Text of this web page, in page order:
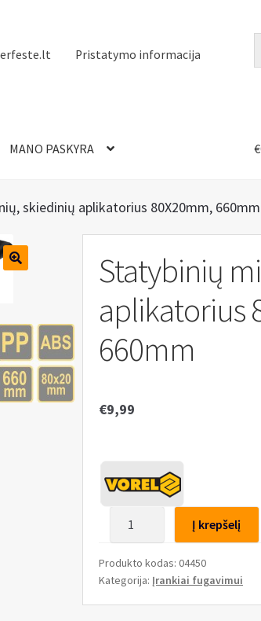
Pristatymo informacija
MANO PASKYRA €
skiedinių aplikatorius 80X20mm, 660mm
Statybinių
aplikatorius
660mm
€9,99
Statybinių
mišinių,
Į krepšelį
Produkto kodas: 04450
Kategorija: Įrankiai fugavimui